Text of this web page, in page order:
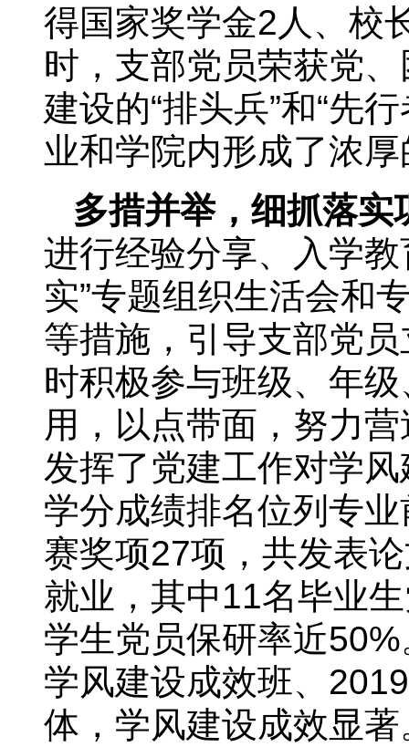
得国家奖学金2人、校
时，支部党员荣获党
建设的“排头兵”和“先
业和学院内形成了浓
多措并举，细抓落实
进行经验分享、入学
实”专题组织生活会和
等措施，引导支部党
时积极参与班级、年
用，以点带面，努力
发挥了党建工作对学
学分成绩排名位列专
赛奖项27项，共发表
就业，其中11名毕业
学生党员保研率近
学风建设成效班、
体，学风建设成效显著